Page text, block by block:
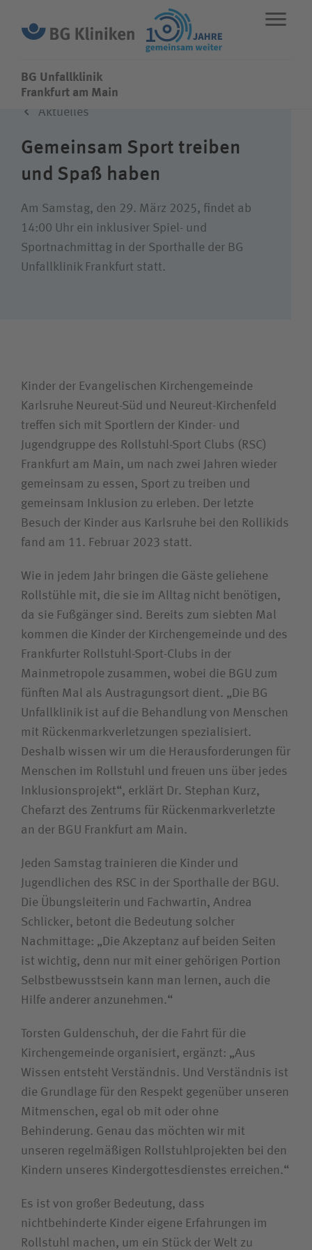
BG Unfallklinik
Fachbereiche
Leistungen
Über uns
Wie können wir Ihnen helfen?
Suchwert
Ich bin
Besucherin / Besucher
Unfallversicherungsträger
Zuweiserin / Zuweiser
Bewerberin / Bewerber
Journalistin / Journalist
BG Unfallklinik
Frankfurt am Main
Aktuelles
Gemeinsam Sport treiben
und Spaß haben
Am Samstag, den 29. März 2025, findet ab
14:00 Uhr ein inklusiver Spiel- und
Sportnachmittag in der Sporthalle der BG
Unfallklinik Frankfurt statt.
Kinder der Evangelischen Kirchengemeinde
Karlsruhe Neureut-Süd und Neureut-Kirchenfeld
treffen sich mit Sportlern der Kinder- und
Jugendgruppe des Rollstuhl-Sport Clubs (RSC)
Frankfurt am Main, um nach zwei Jahren wieder
gemeinsam zu essen, Sport zu treiben und
gemeinsam Inklusion zu erleben. Der letzte
Besuch der Kinder aus Karlsruhe bei den Rollikids
fand am 11. Februar 2023 statt.
Wie in jedem Jahr bringen die Gäste geliehene
Rollstühle mit, die sie im Alltag nicht benötigen,
da sie Fußgänger sind. Bereits zum siebten Mal
kommen die Kinder der Kirchengemeinde und des
Frankfurter Rollstuhl-Sport-Clubs in der
Mainmetropole zusammen, wobei die BGU zum
fünften Mal als Austragungsort dient. „Die BG
Unfallklinik ist auf die Behandlung von Menschen
mit Rückenmarkverletzungen spezialisiert.
Deshalb wissen wir um die Herausforderungen für
Menschen im Rollstuhl und freuen uns über jedes
Inklusionsprojekt“, erklärt Dr. Stephan Kurz,
Chefarzt des Zentrums für Rückenmarkverletzte
an der BGU Frankfurt am Main.
Jeden Samstag trainieren die Kinder und
Jugendlichen des RSC in der Sporthalle der BGU.
Die Übungsleiterin und Fachwartin, Andrea
Schlicker, betont die Bedeutung solcher
Nachmittage: „Die Akzeptanz auf beiden Seiten
ist wichtig, denn nur mit einer gehörigen Portion
Selbstbewusstsein kann man lernen, auch die
Hilfe anderer anzunehmen.“
Torsten Guldenschuh, der die Fahrt für die
Kirchengemeinde organisiert, ergänzt: „Aus
Wissen entsteht Verständnis. Und Verständnis ist
die Grundlage für den Respekt gegenüber unseren
Mitmenschen, egal ob mit oder ohne
Behinderung. Genau das möchten wir mit
unseren regelmäßigen Rollstuhlprojekten bei den
Kindern unseres Kindergottesdienstes erreichen.“
Es ist von großer Bedeutung, dass
nichtbehinderte Kinder eigene Erfahrungen im
Rollstuhl machen, um ein Stück der Welt zu